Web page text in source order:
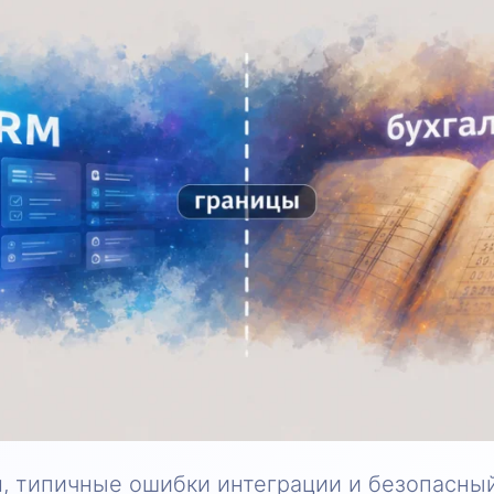
типичные ошибки интеграции и